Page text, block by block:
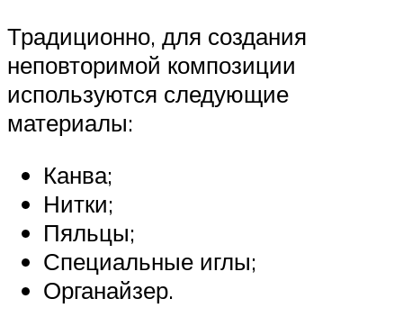
Традиционно, для создания
неповторимой композиции
используются следующие
материалы:
Канва;
Нитки;
Пяльцы;
Специальные иглы;
Органайзер.